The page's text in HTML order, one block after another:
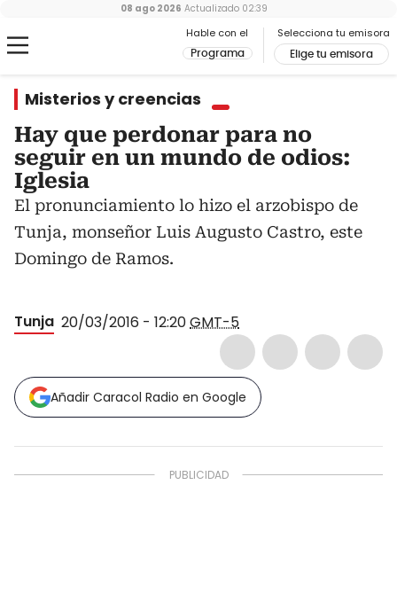
Hable con el
Programa
Selecciona tu emisora
Elige tu emisora
08 ago 2026 Actualizado 02:39
Misterios y creencias
Hay que perdonar para no
seguir en un mundo de odios:
Iglesia
El pronunciamiento lo hizo el arzobispo de
Tunja, monseñor Luis Augusto Castro, este
Domingo de Ramos.
Tunja 20/03/2016 - 12:20GMT-5
Añadir Caracol Radio en Google